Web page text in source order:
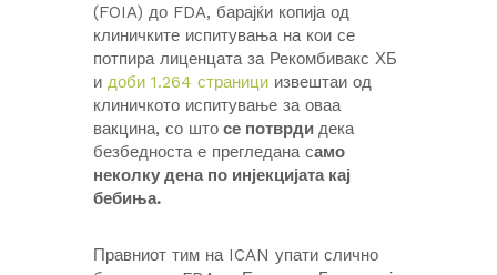
(FOIA) до FDA, барајќи копија од
клиничките испитувања на кои се
потпира лиценцата за Рекомбивакс ХБ
и доби 1.264 страници извештаи од
клиничкото испитување за оваа
вакцина, со што се потврди дека
безбедноста е прегледана само
неколку дена по инјекцијата кај
бебиња.
Правниот тим на ICAN упати слично